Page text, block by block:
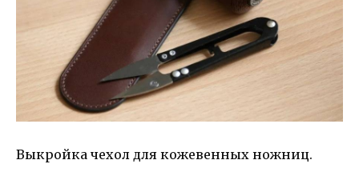
Выкройка чехол для кожевенных ножниц.